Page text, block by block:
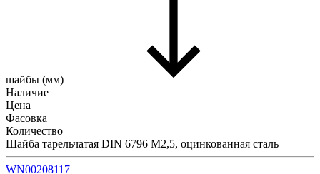
шайбы (мм)
Наличие
Цена
Фасовка
Количество
Шайба тарельчатая DIN 6796 М2,5, оцинкованная сталь
WN00208117